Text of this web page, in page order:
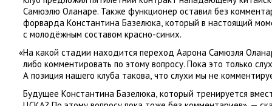
Самюэлю Оланаре. Также функционер оставил без
форварда Константина Базелюка, который в настоящий
с молодёжным составом красно-синих.
«На какой стадии находится переход Аарона Самюэля
либо комментировать по этому вопросу. Пока это только
А позиция нашего клуба такова, что слухи мы не
Будущее Константина Базелюка, который тренируется